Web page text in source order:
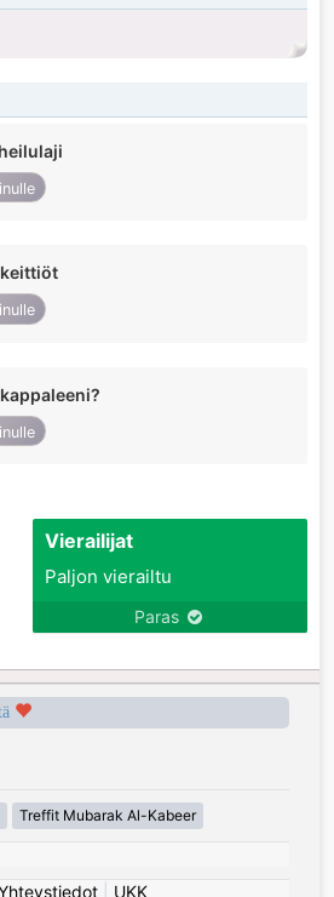
Vierailijat
Paljon vierailtu
Paras
Treffit Mubarak Al-Kabeer
| UKK